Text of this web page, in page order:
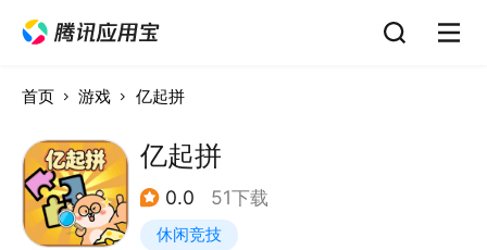
首页 游戏 亿起拼
亿起拼
0.0 51下载
休闲竞技